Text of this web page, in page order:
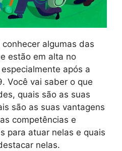
algumas das
estão em alta no
após a
Você vai saber o que
quais são as suas
são as suas vantagens
competências e
para atuar nelas e quais
nelas.